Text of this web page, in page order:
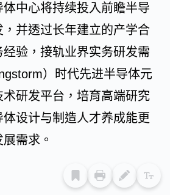
中心将持续投入前瞻半导
并透过长年建立的产学合
验，接轨业界实务研发需
）时代先进半导体元
研发平台，培育高端研究
设计与制造人才养成能更
需求。